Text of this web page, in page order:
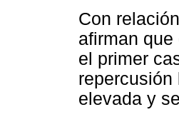
Con
afirman
el primer
repercusión
elevada y